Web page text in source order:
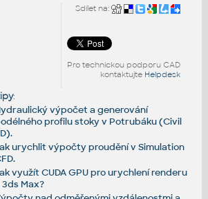
Sdílet na:
Pro technickou podporu CAD
kontaktujte Helpdesk
:
výpočet a generování
profilu stoky v Potrubáku (Civil
urychlit výpočty proudění v Simulation
využít CUDA GPU pro urychlení renderu
3ds Max?